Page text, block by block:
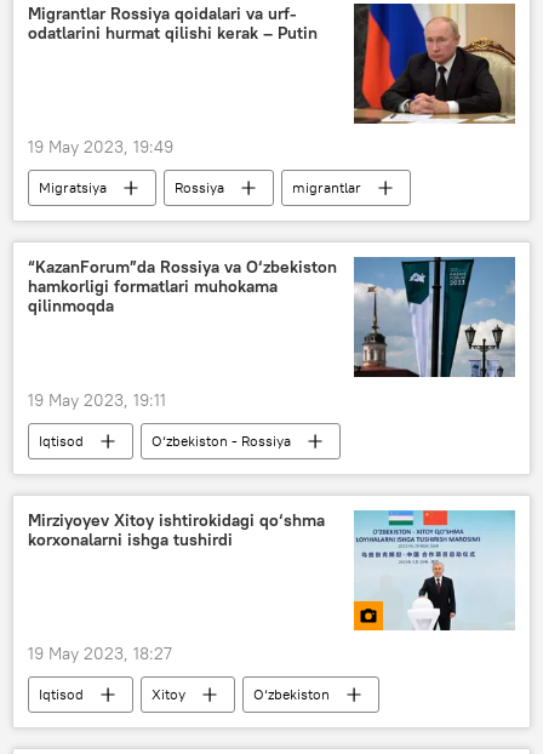
Migrantlar Rossiya qoidalari va urf-
odatlarini hurmat qilishi kerak – Putin
19 May 2023, 19:49
Migratsiya Rossiya
migrantlar
Vladimir Putin
“KazanForum”da Rossiya va O‘zbekiston
hamkorligi formatlari muhokama
qilinmoqda
19 May 2023, 19:11
Iqtisod
O‘zbekiston - Rossiya
Tatariston
Rossiya — Islom olami: KazanForum
Mirziyoyev Xitoy ishtirokidagi qo‘shma
korxonalarni ishga tushirdi
19 May 2023, 18:27
Iqtisod Xitoy
O‘zbekiston
Shavkat Mirziyoyev